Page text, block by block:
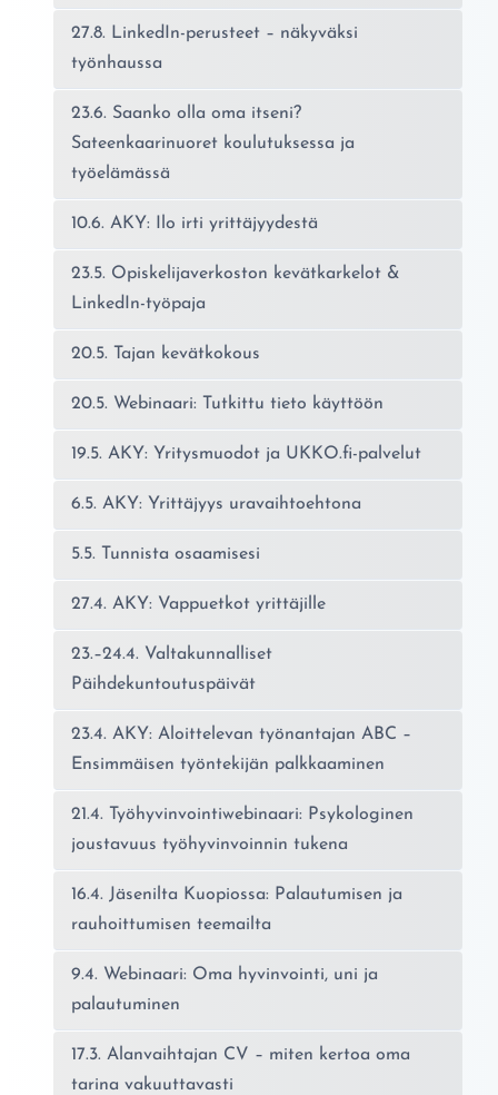
27.8. LinkedIn-perusteet – näkyväksi
työnhaussa
23.6. Saanko olla oma itseni?
Sateenkaarinuoret koulutuksessa ja
työelämässä
10.6. AKY: Ilo irti yrittäjyydestä
23.5. Opiskelijaverkoston kevätkarkelot &
LinkedIn-työpaja
20.5. Tajan kevätkokous
20.5. Webinaari: Tutkittu tieto käyttöön
19.5. AKY: Yritysmuodot ja UKKO.fi-palvelut
6.5. AKY: Yrittäjyys uravaihtoehtona
5.5. Tunnista osaamisesi
27.4. AKY: Vappuetkot yrittäjille
23.–24.4. Valtakunnalliset
Päihdekuntoutuspäivät
23.4. AKY: Aloittelevan työnantajan ABC –
Ensimmäisen työntekijän palkkaaminen
21.4. Työhyvinvointiwebinaari: Psykologinen
joustavuus työhyvinvoinnin tukena
16.4. Jäsenilta Kuopiossa: Palautumisen ja
rauhoittumisen teemailta
9.4. Webinaari: Oma hyvinvointi, uni ja
palautuminen
17.3. Alanvaihtajan CV – miten kertoa oma
tarina vakuuttavasti